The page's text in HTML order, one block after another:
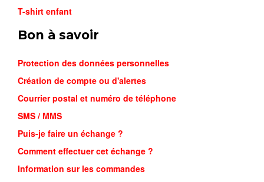
SAC À D...
22,000FCFA
T-shirt enfant
Bon à savoir
Protection des données personnelles
Création de compte ou d'alertes
Courrier postal et numéro de téléphone
SMS / MMS
Puis-je faire un échange ?
Comment effectuer cet échange ?
Information sur les commandes